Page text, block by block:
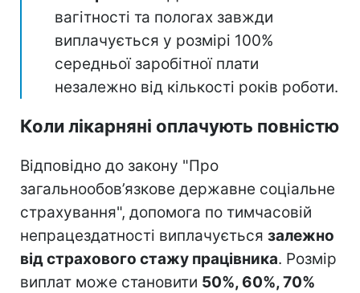
вагітності та пологах завжди
виплачується у розмірі 100%
середньої заробітної плати
незалежно від кількості років роботи.
Коли лікарняні оплачують повністю
Відповідно до закону "Про
загальнообов’язкове державне соціальне
страхування", допомога по тимчасовій
непрацездатності виплачується залежно
від страхового стажу працівника. Розмір
виплат може становити 50%, 60%, 70%